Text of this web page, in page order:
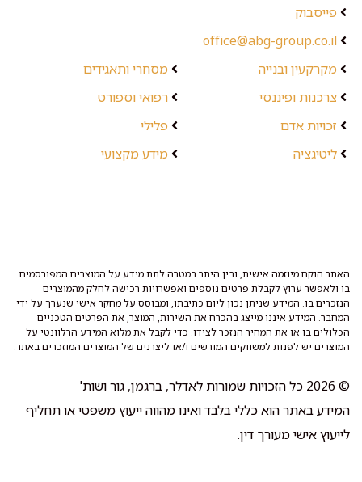
פייסבוק
office@abg-group.co.il
מקרקעין ובנייה
צרכנות ופיננסי
זכויות אדם
ליטיגציה
מסחרי ותאגידים
רפואי וספורט
פלילי
מידע מקצועי
האתר הוקם מיוזמה אישית, ובין היתר במטרה לתת מידע על המוצרים המפורסמים
בו ולאפשר ערוץ לקבלת פרטים נוספים ואפשרויות רכישה לחלק מהמוצרים
הנזכרים בו. המידע שניתן נכון ליום כתיבתו, ומבוסס על מחקר אישי שנערך על ידי
המחבר. המידע איננו מייצג בהכרח את השירות, המוצר, את הפרטים הטכניים
הכלולים בו או את המחיר הנזכר לצידו. כדי לקבל את מלוא המידע הרלוונטי על
המוצרים יש לפנות למשווקים המורשים ו/או ליצרנים של המוצרים המוזכרים באתר.
© 2026 כל הזכויות שמורות לאדלר, ברגמן, גור ושות'
המידע באתר הוא כללי בלבד ואינו מהווה ייעוץ משפטי או תחליף
לייעוץ אישי מעורך דין.